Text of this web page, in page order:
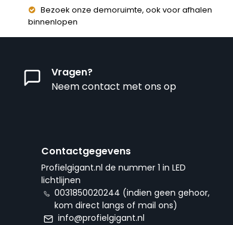
Bezoek onze demoruimte, ook voor afhalen
binnenlopen
Vragen?
Neem contact met ons op
Contactgegevens
Profielgigant.nl de nummer 1 in LED
lichtlijnen
0031850020244 (indien geen gehoor,
kom direct langs of mail ons)
info@profielgigant.nl